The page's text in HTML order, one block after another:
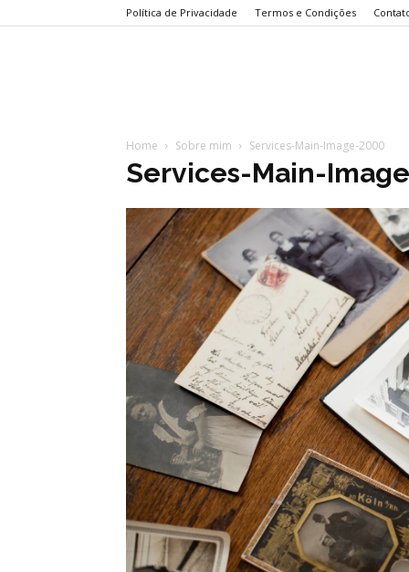
Política de Privacidade Termos e Condições
Home Sobre mim Services-Main-Image-2000
Services-Main-